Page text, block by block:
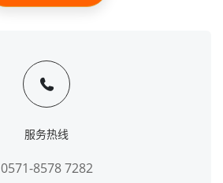
服务热线
0571-8578 7282